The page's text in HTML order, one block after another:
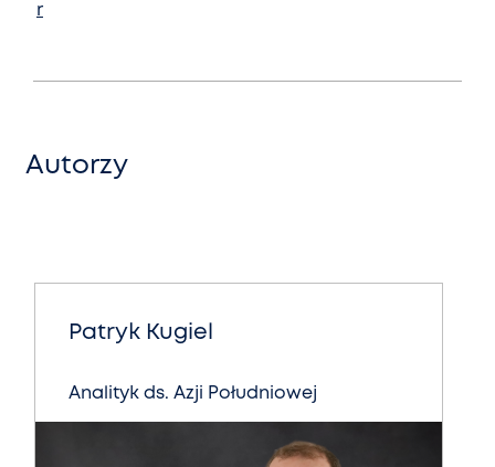
r
Autorzy
Patryk Kugiel
Analityk ds. Azji Południowej